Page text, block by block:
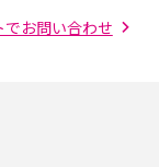
でお問い合わせ